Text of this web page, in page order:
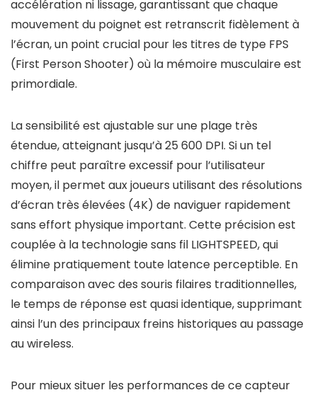
accélération ni lissage, garantissant que chaque
mouvement du poignet est retranscrit fidèlement à
l’écran, un point crucial pour les titres de type FPS
(First Person Shooter) où la mémoire musculaire est
primordiale.
La sensibilité est ajustable sur une plage très
étendue, atteignant jusqu’à 25 600 DPI. Si un tel
chiffre peut paraître excessif pour l’utilisateur
moyen, il permet aux joueurs utilisant des résolutions
d’écran très élevées (4K) de naviguer rapidement
sans effort physique important. Cette précision est
couplée à la technologie sans fil LIGHTSPEED, qui
élimine pratiquement toute latence perceptible. En
comparaison avec des souris filaires traditionnelles,
le temps de réponse est quasi identique, supprimant
ainsi l’un des principaux freins historiques au passage
au wireless.
Pour mieux situer les performances de ce capteur